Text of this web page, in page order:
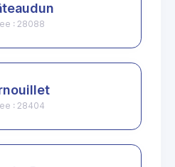
: 28088
: 28404